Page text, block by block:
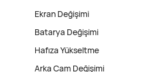
Ekran Değişimi
Batarya Değişimi
Hafıza Yükseltme
Arka Cam Değişimi